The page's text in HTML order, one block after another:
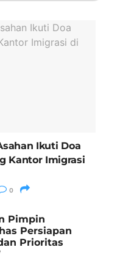
Ikuti Doa
Kantor Imigrasi
0
Pimpin
Persiapan
Prioritas